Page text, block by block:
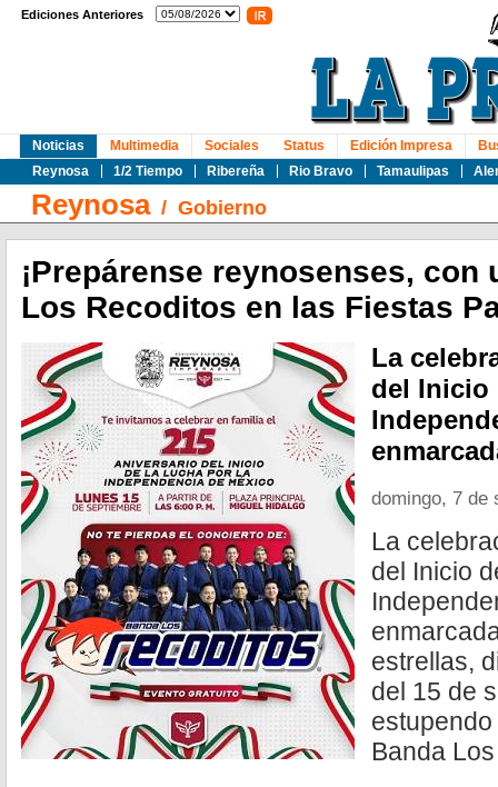
Ediciones Anteriores
Noticias
Reynosa
1/2 Tiempo Ribereña Rio Bravo Tamaulipas
Multimedia Sociales Status Edición Impresa
Reynosa/ Gobierno
¡Prepárense reynosenses, con
Los Recoditos en las Fiestas
La
del Inicio
domingo, 7 de
La
del Inicio
estrellas,
del 15 de
Banda